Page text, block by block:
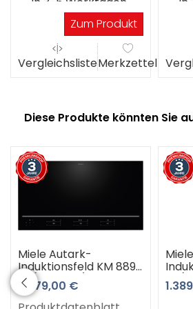
Zum Produkt
VergleichslisteMerkzettel
Diese Produkte könnten Sie
Miele Autark-
Induktionsfeld KM 8895
FL (schwarz) 3 Jahre
Premiumshop
Garantie
3.779,00 €
FL